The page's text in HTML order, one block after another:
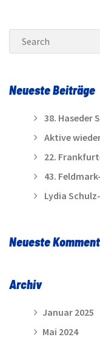
Search
Neueste Beiträge
38. Haseder
Aktive
22.
43.
Lydia
Neueste
Archiv
Januar 2025
Mai 2024